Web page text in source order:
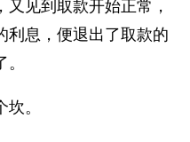
见到取款开始正常，
利息，便退出了取款的
。